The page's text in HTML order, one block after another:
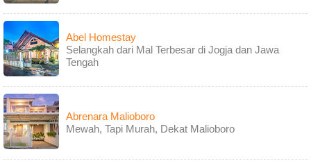
Abel Homestay
Selangkah dari Mal Terbesar di Jogja dan Jawa
Tengah
Abrenara Malioboro
Mewah, Tapi Murah, Dekat Malioboro